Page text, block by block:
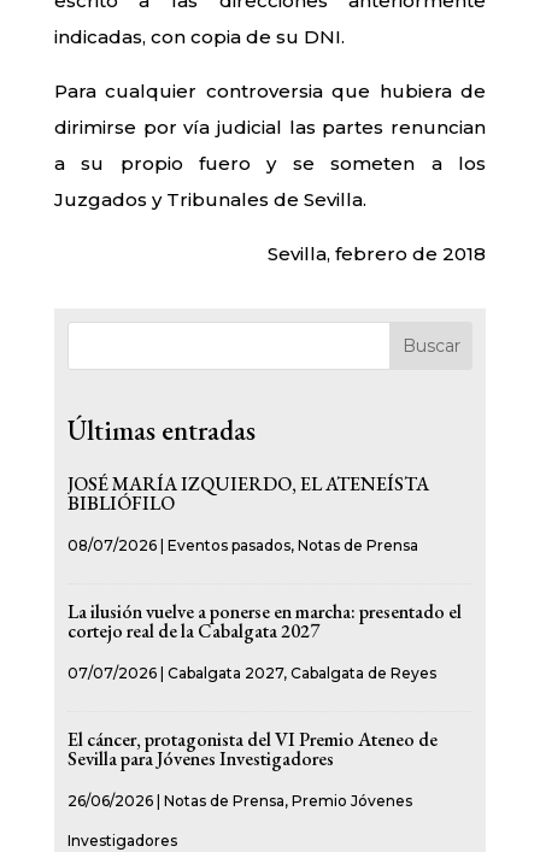
indicadas, con copia de su DNI.
Para cualquier controversia que hubiera de
dirimirse por vía judicial las partes renuncian
a su propio fuero y se someten a los
Juzgados y Tribunales de Sevilla.
Sevilla, febrero de 2018
Buscar
Últimas entradas
JOSÉ MARÍA IZQUIERDO, EL ATENEÍSTA
BIBLIÓFILO
08/07/2026| Eventos pasados, Notas de Prensa
La ilusión vuelve a ponerse en marcha: presentado el
cortejo real de la Cabalgata 2027
07/07/2026| Cabalgata 2027, Cabalgata de Reyes
El cáncer, protagonista del VI Premio Ateneo de
Sevilla para Jóvenes Investigadores
26/06/2026| Notas de Prensa, Premio Jóvenes
Investigadores